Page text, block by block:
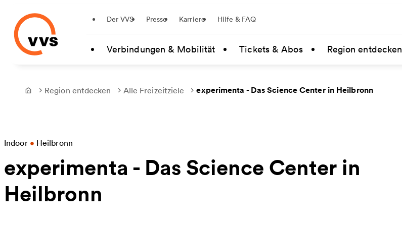
Zum Hauptinhalt springen
Der VVS Presse Karriere Hilfe & FAQ
Verbindungen & Mobilität Tickets & Abos Region entdecken
Frontpage
Region entdecken Alle Freizeitziele experimenta - Das Science Center in Heilbronn
Indoor • Heilbronn
experimenta - Das Science Center in
Heilbronn